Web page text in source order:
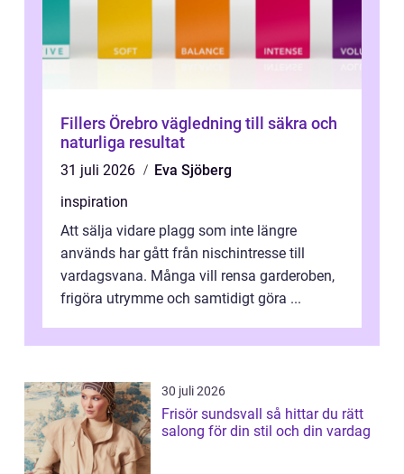
Fillers Örebro vägledning till säkra och
naturliga resultat
31 juli 2026
Eva Sjöberg
inspiration
Att sälja vidare plagg som inte längre
används har gått från nischintresse till
vardagsvana. Många vill rensa garderoben,
frigöra utrymme och samtidigt göra ...
30 juli 2026
Frisör sundsvall så hittar du rätt
salong för din stil och din vardag